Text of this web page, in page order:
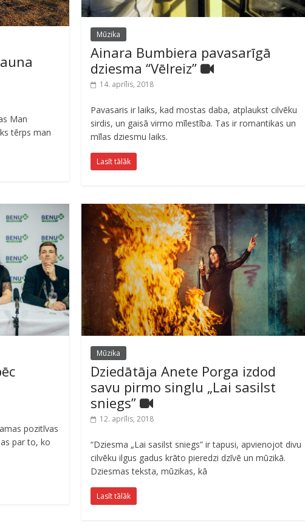
Man
tērps man
Mūzika
Ainara Bumbiera pavasarīgā
dziesma “Vēlreiz”
14. aprīlis, 2018
Pavasaris ir laiks, kad mostas daba, atplaukst cilvēku
sirdis, un gaisā virmo mīlestība. Tas ir romantikas un
mīlas dziesmu laiks.
Lasīt tālāk
pozitīvas
par to, ko
Mūzika
Dziedātāja Anete Porga izdod
savu pirmo singlu „Lai sasilst
sniegs”
12. aprīlis, 2018
“Dziesma „Lai sasilst sniegs” ir tapusi, apvienojot divu
cilvēku ilgus gadus krāto pieredzi dzīvē un mūzikā.
Dziesmas teksta, mūzikas, kā
Lasīt tālāk